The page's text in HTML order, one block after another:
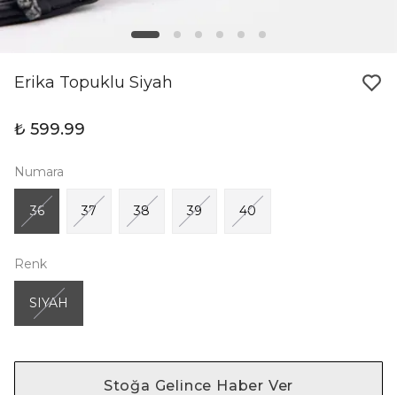
Erika Topuklu Siyah
₺ 599.99
Numara
36 37 38 39 40
Renk
SIYAH
Stoğa Gelince Haber Ver